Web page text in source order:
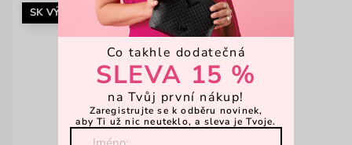
SK VÝROBA
Co takhle dodatečná
SLEVA 15 %
na Tvůj první nákup!
Zaregistrujte se k odběru novinek,
aby Ti už nic neuteklo, a sleva je Tvoje.